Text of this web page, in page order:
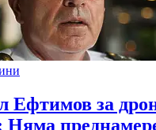
Ефтимов за
Няма